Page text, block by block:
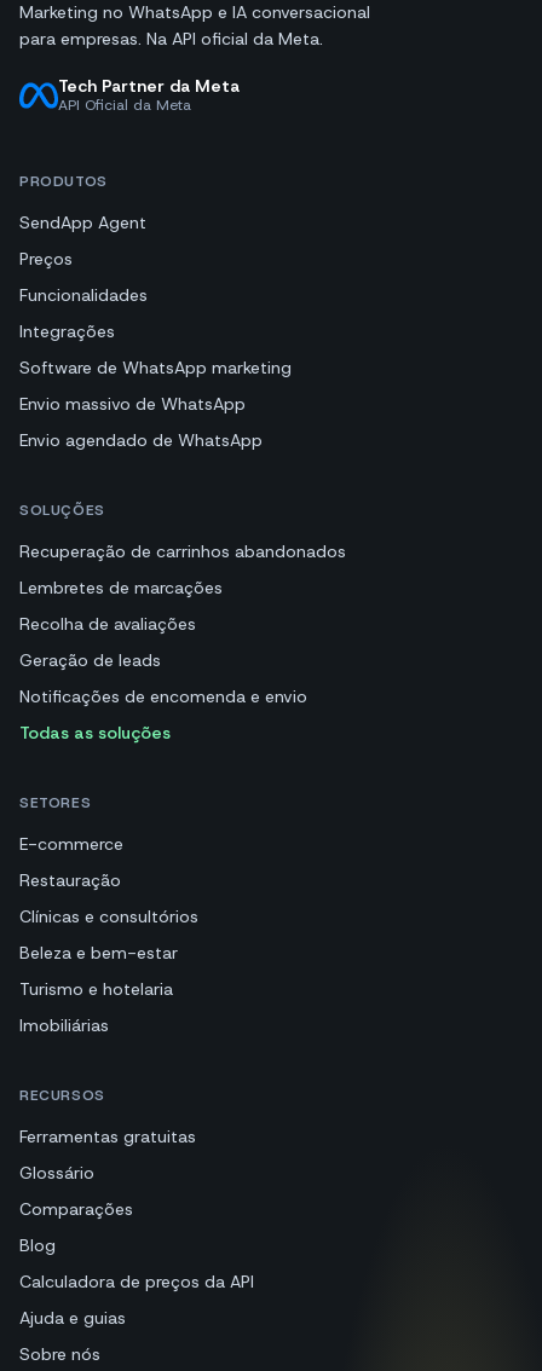
Marketing no WhatsApp e IA conversacional
para empresas. Na API oficial da Meta.
Tech Partner da Meta
API Oficial da Meta
PRODUTOS
SendApp Agent
Preços
Funcionalidades
Integrações
Software de WhatsApp marketing
Envio massivo de WhatsApp
Envio agendado de WhatsApp
SOLUÇÕES
Recuperação de carrinhos abandonados
Lembretes de marcações
Recolha de avaliações
Geração de leads
Notificações de encomenda e envio
Todas as soluções
SETORES
E-commerce
Restauração
Clínicas e consultórios
Beleza e bem-estar
Turismo e hotelaria
Imobiliárias
RECURSOS
Ferramentas gratuitas
Glossário
Comparações
Blog
Calculadora de preços da API
Ajuda e guias
Sobre nós